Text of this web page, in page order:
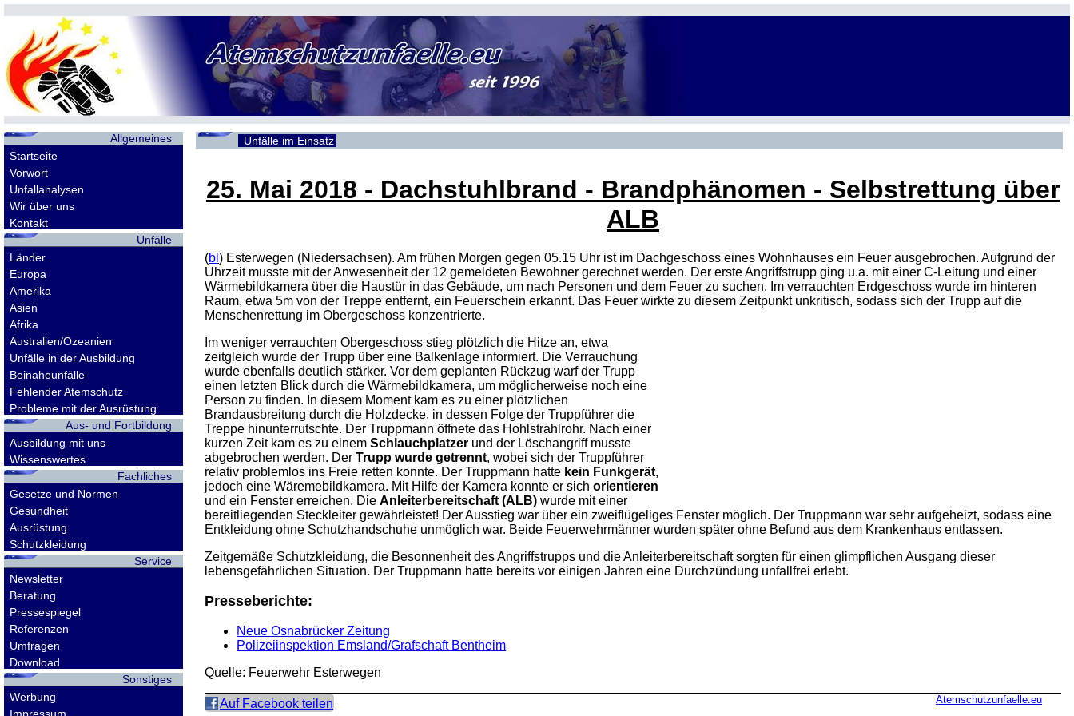
Allgemeines
Startseite
Vorwort
Unfallanalysen
Wir über uns
Kontakt
Unfälle
Länder
Europa
Amerika
Asien
Afrika
Australien/Ozeanien
Unfälle in der Ausbildung
Beinaheunfälle
Fehlender Atemschutz
Probleme mit der Ausrüstung
Aus- und Fortbildung
Ausbildung mit uns
Wissenswertes
Fachliches
Gesetze und Normen
Gesundheit
Ausrüstung
Schutzkleidung
Service
Newsletter
Beratung
Pressespiegel
Referenzen
Umfragen
Download
Sonstiges
Werbung
Unfälle im Einsatz
25. Mai 2018 - Dachstuhlbrand - Brandphänomen - Selbstrettung über
ALB
(bl ) Esterwegen (Niedersachsen). Am frühen Morgen gegen 05.15 Uhr ist im Dachgeschoss eines Wohnhauses ein Feuer ausgebrochen. Aufgrund der
Uhrzeit musste mit der Anwesenheit der 12 gemeldeten Bewohner gerechnet werden. Der erste Angriffstrupp ging u.a. mit einer C-Leitung und einer
Wärmebildkamera über die Haustür in das Gebäude, um nach Personen und dem Feuer zu suchen. Im verrauchten Erdgeschoss wurde im hinteren
Raum, etwa 5m von der Treppe entfernt, ein Feuerschein erkannt. Das Feuer wirkte zu diesem Zeitpunkt unkritisch, sodass sich der Trupp auf die
Menschenrettung im Obergeschoss konzentrierte.
Im weniger verrauchten Obergeschoss stieg plötzlich die Hitze an, etwa
zeitgleich wurde der Trupp über eine Balkenlage informiert. Die Verrauchung
wurde ebenfalls deutlich stärker. Vor dem geplanten Rückzug warf der Trupp
einen letzten Blick durch die Wärmebildkamera, um möglicherweise noch eine
Person zu finden. In diesem Moment kam es zu einer plötzlichen
Brandausbreitung durch die Holzdecke, in dessen Folge der Truppführer die
Treppe hinunterrutschte. Der Truppmann öffnete das Hohlstrahlrohr. Nach einer
kurzen Zeit kam es zu einem Schlauchplatzer und der Löschangriff musste
abgebrochen werden. Der Trupp wurde getrennt, wobei sich der Truppführer
relativ problemlos ins Freie retten konnte. Der Truppmann hatte kein Funkgerät,
jedoch eine Wäremebildkamera. Mit Hilfe der Kamera konnte er sich orientieren
und ein Fenster erreichen. Die Anleiterbereitschaft (ALB) wurde mit einer
bereitliegenden Steckleiter gewährleistet! Der Ausstieg war über ein zweiflügeliges Fenster möglich. Der Truppmann war sehr aufgeheizt, sodass eine
Entkleidung ohne Schutzhandschuhe unmöglich war. Beide Feuerwehrmänner wurden später ohne Befund aus dem Krankenhaus entlassen.
Zeitgemäße Schutzkleidung, die Besonnenheit des Angriffstrupps und die Anleiterbereitschaft sorgten für einen glimpflichen Ausgang dieser
lebensgefährlichen Situation. Der Truppmann hatte bereits vor einigen Jahren eine Durchzündung unfallfrei erlebt.
Presseberichte:
Neue Osnabrücker Zeitung
Polizeiinspektion Emsland/Grafschaft Bentheim
Quelle: Feuerwehr Esterwegen
Auf Facebook teilen Atemschutzunfaelle.eu